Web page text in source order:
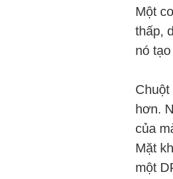
Một
thấp,
nó
hơn.
của
Mặt
một